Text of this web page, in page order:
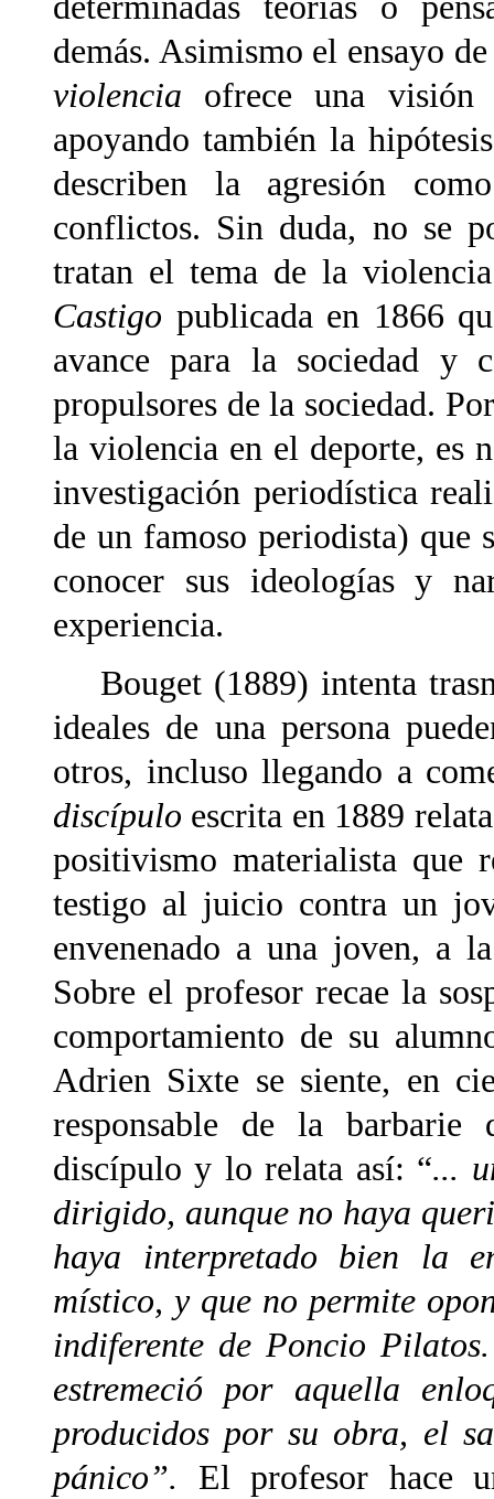
demás. Asimismo el ensayo
violencia ofrece una
apoyando también la
describen la agresión
conflictos. Sin duda, no se
tratan el tema de la
Castigo publicada en 1866
avance para la sociedad y
propulsores de la sociedad.
la violencia en el deporte, es
investigación periodística
de un famoso periodista)
conocer sus ideologías y
experiencia.
Bouget (1889) intenta
ideales de una persona
otros, incluso llegando a
discípulo escrita en 1889
positivismo materialista que
testigo al juicio contra un
envenenado a una joven, a
Sobre el profesor recae la
comportamiento de su
Adrien Sixte se siente, en
responsable de la barbarie
discípulo y lo relata así: “...
dirigido, aunque no haya
haya interpretado bien la
místico, y que no permite
indiferente de Poncio
estremeció por aquella
producidos por su obra, el
pánico”. El profesor hace